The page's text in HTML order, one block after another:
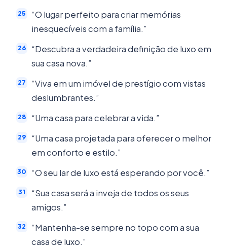
“O lugar perfeito para criar memórias
inesquecíveis com a família.”
“Descubra a verdadeira definição de luxo em
sua casa nova.”
“Viva em um imóvel de prestígio com vistas
deslumbrantes.”
“Uma casa para celebrar a vida.”
“Uma casa projetada para oferecer o melhor
em conforto e estilo.”
“O seu lar de luxo está esperando por você.”
“Sua casa será a inveja de todos os seus
amigos.”
“Mantenha-se sempre no topo com a sua
casa de luxo.”